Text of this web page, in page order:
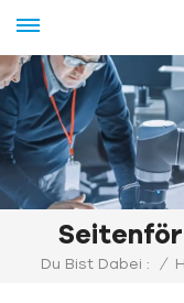
Du Bist Dabei : /